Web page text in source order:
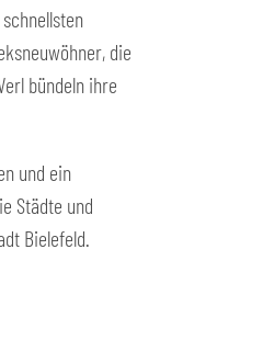
die
bündeln ihre
und ein
Städte und
Bielefeld.